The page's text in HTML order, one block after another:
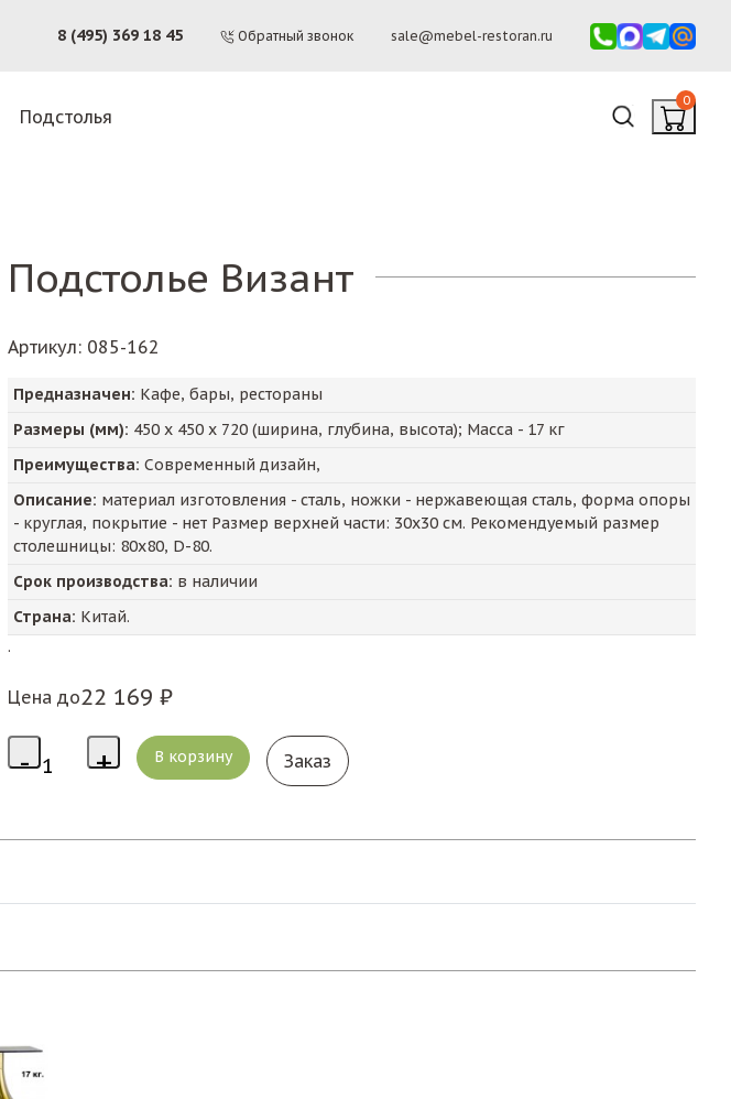
8 (495) 369 18 45 Обратный звонок sale@mebel-restoran.ru
Подстолья
0
Подстолье Визант
Артикул: 085-162
Предназначен: Кафе, бары, рестораны
Размеры (мм): 450 х 450 х 720 (ширина, глубина, высота); Масса - 17 кг
Преимущества: Современный дизайн,
Описание: материал изготовления - сталь, ножки - нержавеющая сталь, форма опоры
- круглая, покрытие - нет Размер верхней части: 30х30 см. Рекомендуемый размер
столешницы: 80х80, D-80.
Срок производства: в наличии
Страна: Китай.
.
Цена до22 169 ₽
Заказ